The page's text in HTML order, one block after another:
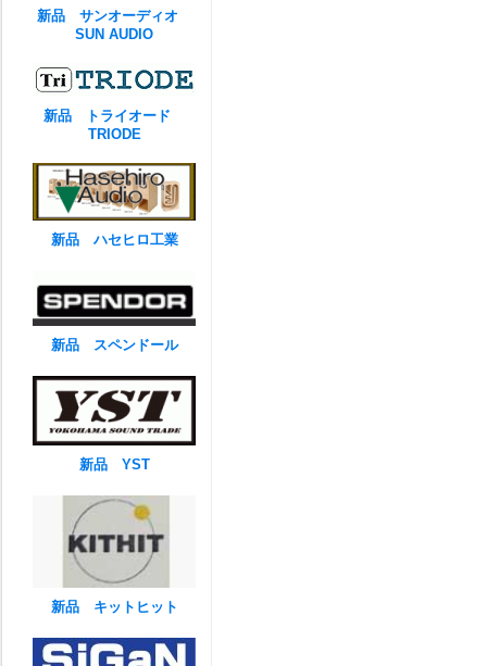
新品 サンオーディオ
SUN AUDIO
新品 トライオード
TRIODE
新品 ハセヒロ工業
新品 スペンドール
新品 YST
新品 キットヒット